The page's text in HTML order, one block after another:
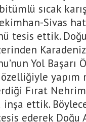
sıcak
Sivas
tesis ettik.
Yol Başarı
Fırat
inşa ettik.
ederek